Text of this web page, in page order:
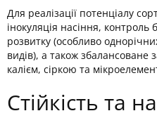
Для реалізації потенціалу
інокуляція насіння, контроль
розвитку (особливо
видів), а також
калієм, сіркою та
Стійкість та